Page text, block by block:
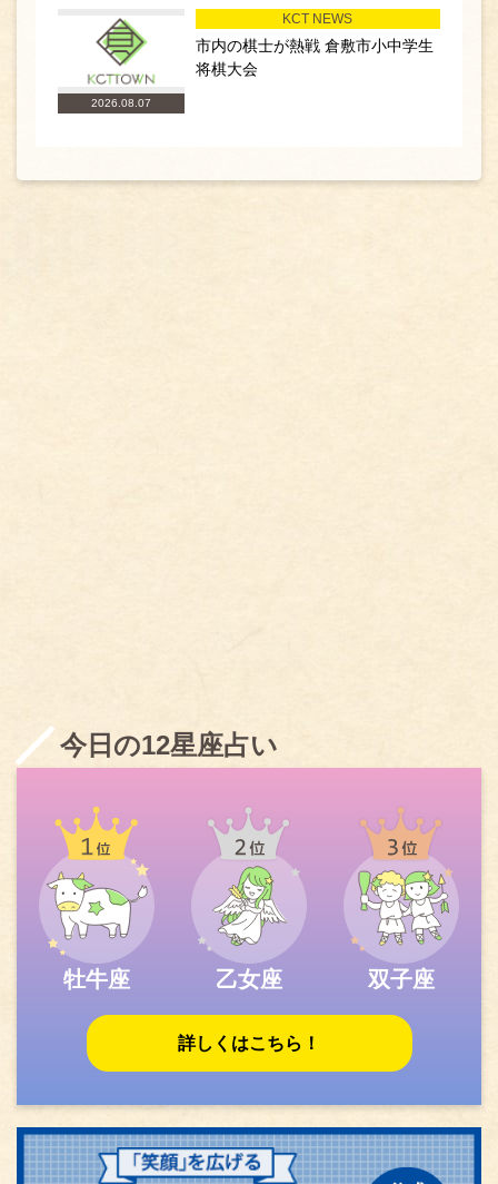
2026.08.07
KCT NEWS
市内の棋士が熱戦 倉敷市小中学生
将棋大会
今日の12星座占い
牡牛座 乙女座 双子座
詳しくはこちら！